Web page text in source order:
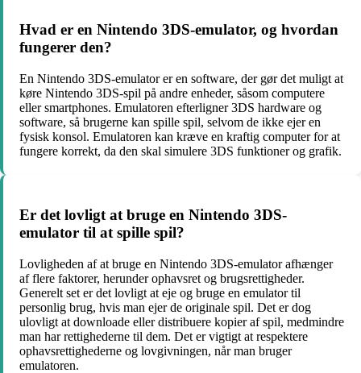
Hvad er en Nintendo 3DS-emulator, og hvordan
fungerer den?
En Nintendo 3DS-emulator er en software, der gør det muligt at
køre Nintendo 3DS-spil på andre enheder, såsom computere
eller smartphones. Emulatoren efterligner 3DS hardware og
software, så brugerne kan spille spil, selvom de ikke ejer en
fysisk konsol. Emulatoren kan kræve en kraftig computer for at
fungere korrekt, da den skal simulere 3DS funktioner og grafik.
Er det lovligt at bruge en Nintendo 3DS-
emulator til at spille spil?
Lovligheden af at bruge en Nintendo 3DS-emulator afhænger
af flere faktorer, herunder ophavsret og brugsrettigheder.
Generelt set er det lovligt at eje og bruge en emulator til
personlig brug, hvis man ejer de originale spil. Det er dog
ulovligt at downloade eller distribuere kopier af spil, medmindre
man har rettighederne til dem. Det er vigtigt at respektere
ophavsrettighederne og lovgivningen, når man bruger
emulatoren.